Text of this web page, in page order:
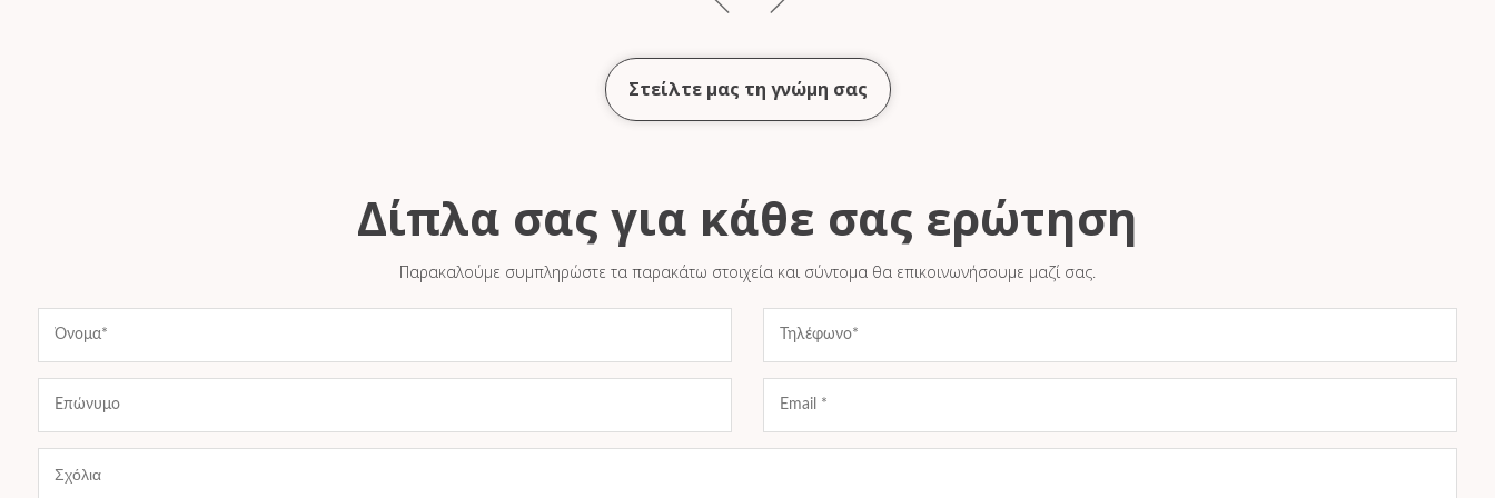
Στείλτε μας τη γνώμη σας
Δίπλα σας για κάθε σας ερώτηση
Παρακαλούμε συμπληρώστε τα παρακάτω στοιχεία και σύντομα θα επικοινωνήσουμε μαζί σας.